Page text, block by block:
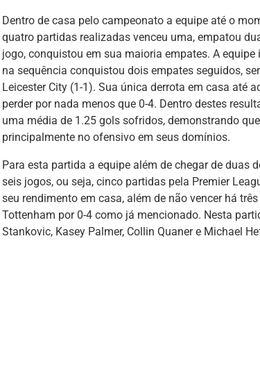
Dentro de casa pelo campeonato a equipe até o
quatro partidas realizadas venceu uma, empatou
jogo, conquistou em sua maioria empates. A
na sequência conquistou dois empates seguidos,
Leicester City (1-1). Sua única derrota em casa até
perder por nada menos que 0-4. Dentro destes
uma média de 1.25 gols sofridos, demonstrando
principalmente no ofensivo em seus domínios.
Para esta partida a equipe além de chegar de duas
seis jogos, ou seja, cinco partidas pela Premier
seu rendimento em casa, além de não vencer há
Tottenham por 0-4 como já mencionado. Nesta
Stankovic, Kasey Palmer, Collin Quaner e Michael